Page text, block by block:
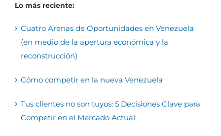
Lo más reciente:
Cuatro Arenas de Oportunidades en Venezuela
(en medio de la apertura económica y la
reconstrucción)
Cómo competir en la nueva Venezuela
Tus clientes no son tuyos: 5 Decisiones Clave para
Competir en el Mercado Actual